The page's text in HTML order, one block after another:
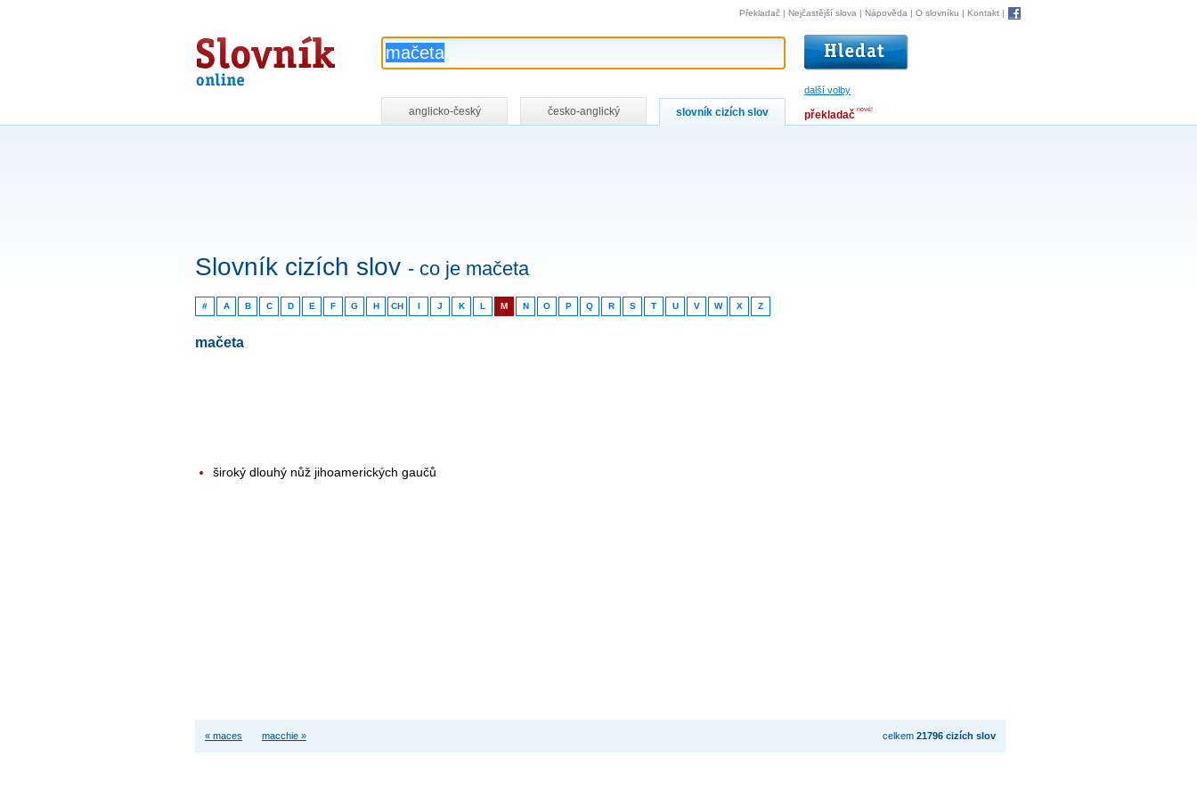
Slovník
online
další volby
Překladač | Nejčastější slova | Nápověda | O slovníku | Kontakt |
anglicko-český česko-anglický slovník cizích slov překladač nové!
Slovník cizích slov - co je mačeta
# A B C D E F G H CH I J K L M N O P Q R S T U V W X Z
mačeta
široký dlouhý nůž jihoamerických gaučů
celkem 21796 cizích slov
« maces macchie »